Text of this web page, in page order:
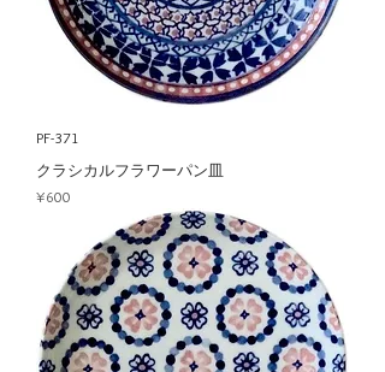
PF-371
クラシカルフラワーパン皿
Price
¥600